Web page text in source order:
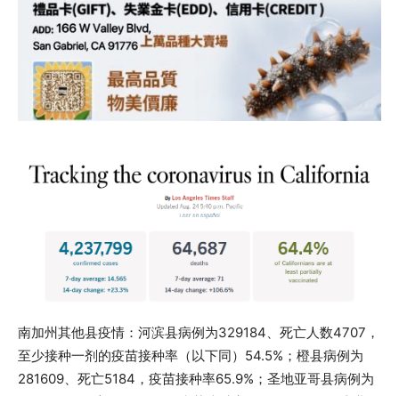
南加州其他县疫情：河滨县病例为329184、死亡人数4707，
至少接种一剂的疫苗接种率（以下同）54.5%；橙县病例为
281609、死亡5184，疫苗接种率65.9%；圣地亚哥县病例为